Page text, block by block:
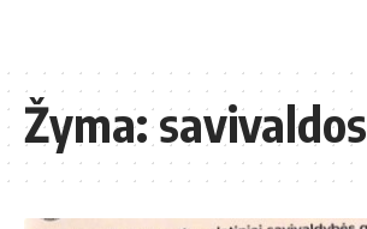
Žyma:savivaldos